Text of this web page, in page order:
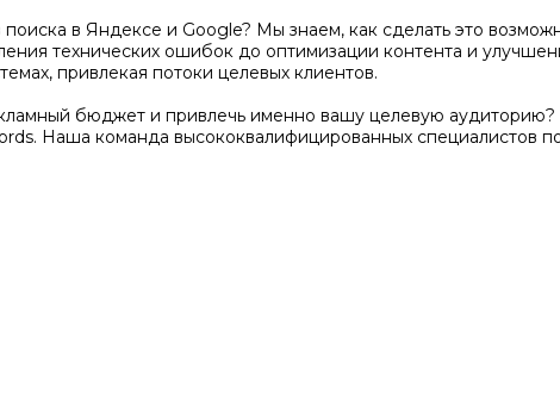
поиска в Яндексе и Google? Мы знаем, как сделать это
технических ошибок до оптимизации контента и
привлекая потоки целевых клиентов.
бюджет и привлечь именно вашу целевую
Наша команда высококвалифицированных специалистов